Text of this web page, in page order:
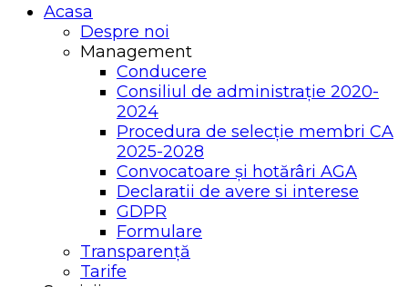
Acasa
Despre noi
Management
Conducere
Consiliul de administrație 2020-
2024
Procedura de selecție membri CA
2025-2028
Convocatoare și hotărâri AGA
Declaratii de avere si interese
GDPR
Formulare
Transparență
Tarife